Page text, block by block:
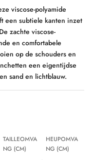
viscose-polyamide
een subtiele kanten inzet
zachte viscose-
en comfortabele
op de schouders en
een eigentijdse
sand en lichtblauw.
TAILLEOMVA
NG (CM)
HEUPOMVA
NG (CM)